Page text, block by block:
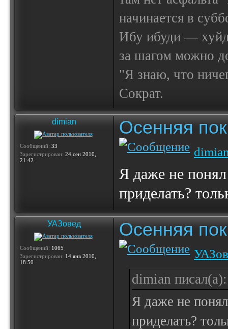
начинается в
Ибу ибуди —
за шагом можно
"Я знаю, что
Сократ.
dimian
Сообщений: 33
Зарегистрирован: 24 сен 2010,
21:42
Осенняя
Я даже не
приделать?
УАЗовед
Сообщений: 1065
Зарегистрирован: 14 янв 2010,
18:50
Осенняя
dimian писал(а):
Я даже не
приделать?